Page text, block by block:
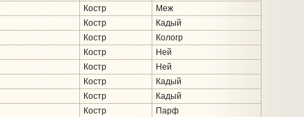
Костр
Меж
Костр
Кадый
Костр
Кологр
Костр
Ней
Костр
Ней
Костр
Кадый
Костр
Кадый
Костр
Парф